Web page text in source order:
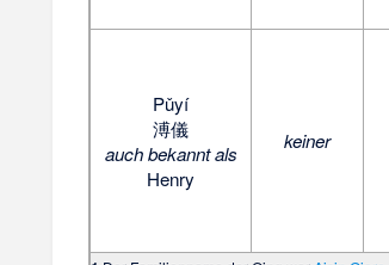
Pǔyí
溥儀
auch bekannt als
Henry
keiner